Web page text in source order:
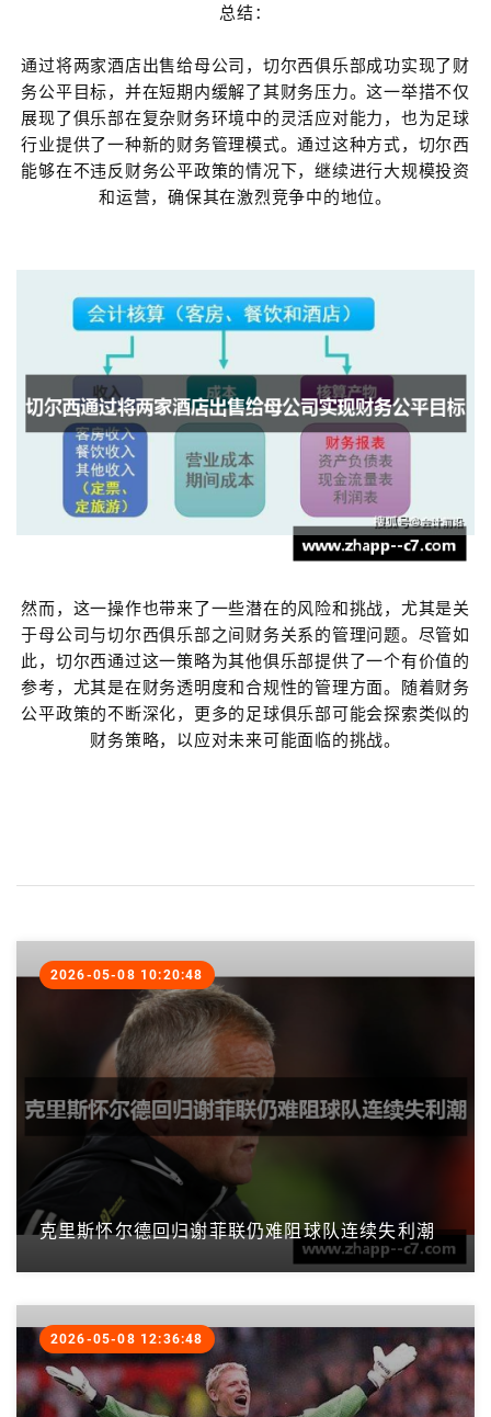
总结：
通过将两家酒店出售给母公司，切尔西俱乐部成功实现了财
务公平目标，并在短期内缓解了其财务压力。这一举措不仅
展现了俱乐部在复杂财务环境中的灵活应对能力，也为足球
行业提供了一种新的财务管理模式。通过这种方式，切尔西
能够在不违反财务公平政策的情况下，继续进行大规模投资
和运营，确保其在激烈竞争中的地位。
然而，这一操作也带来了一些潜在的风险和挑战，尤其是关
于母公司与切尔西俱乐部之间财务关系的管理问题。尽管如
此，切尔西通过这一策略为其他俱乐部提供了一个有价值的
参考，尤其是在财务透明度和合规性的管理方面。随着财务
公平政策的不断深化，更多的足球俱乐部可能会探索类似的
财务策略，以应对未来可能面临的挑战。
克里斯怀尔德回归谢菲联仍难阻球队连续失利潮
2026-05-08 10:20:48
2026-05-08 12:36:48